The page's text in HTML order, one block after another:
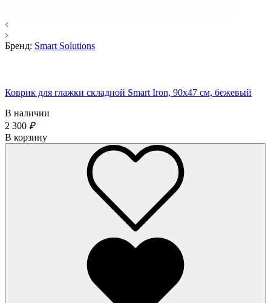
Бренд: Smart Solutions
Коврик для глажки складной Smart Iron, 90х47 см, бежевый
В наличии
2 300 ₽
В корзину